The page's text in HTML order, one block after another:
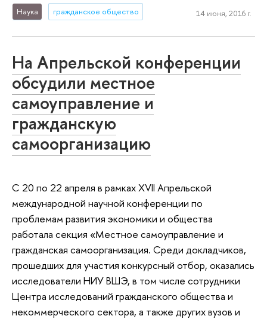
Наука гражданское общество 14 июня, 2016 г.
На Апрельской конференции
обсудили местное
самоуправление и
гражданскую
самоорганизацию
С 20 по 22 апреля в рамках XVII Апрельской
международной научной конференции по
проблемам развития экономики и общества
работала секция «Местное самоуправление и
гражданская самоорганизация. Среди докладчиков,
прошедших для участия конкурсный отбор, оказались
исследователи НИУ ВШЭ, в том числе сотрудники
Центра исследований гражданского общества и
некоммерческого сектора, а также других вузов и